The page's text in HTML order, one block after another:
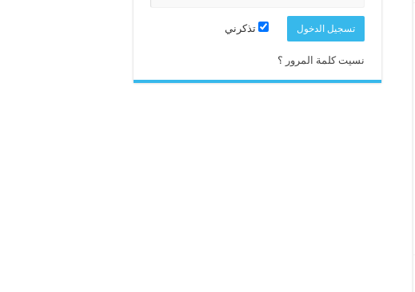
تذكرني
نسيت كلمة المرور ؟